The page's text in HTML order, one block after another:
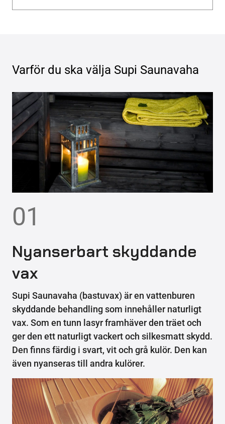
Varför du ska välja Supi Saunavaha
01
Nyanserbart skyddande
vax
Supi Saunavaha (bastuvax) är en vattenburen
skyddande behandling som innehåller naturligt
vax. Som en tunn lasyr framhäver den träet och
ger den ett naturligt vackert och silkesmatt skydd.
Den finns färdig i svart, vit och grå kulör. Den kan
även nyanseras till andra kulörer.